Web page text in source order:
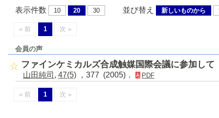
表示件数 10 20 30 並び替え 新しいものから
« 前 1 次 »
会員の声
ファインケミカルズ合成触媒国際会議に参加して
山田純司 , 47(5) ，377 (2005)． PDF
« 前 1 次 »